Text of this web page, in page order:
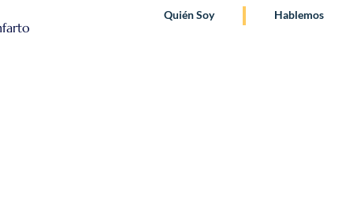
Quién Soy Hablemos